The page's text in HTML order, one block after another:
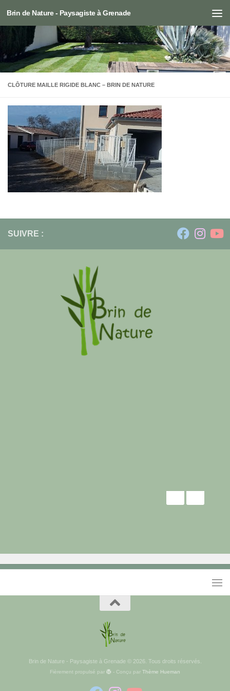
Skip to content
Brin de Nature - Paysagiste à Grenade
CLÔTURE MAILLE RIGIDE BLANC – BRIN DE NATURE
SUIVRE :
Brin de Nature - Paysagiste à Grenade © 2026. Tous droits réservés.
Fièrement propulsé par - Conçu par Thème Hueman